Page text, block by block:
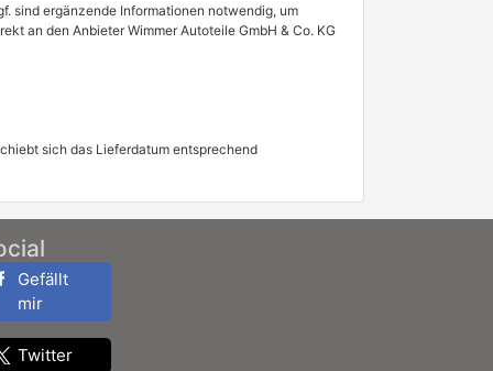
sind ergänzende Informationen notwendig, um
an den Anbieter Wimmer Autoteile GmbH & Co. KG
sich das Lieferdatum entsprechend
Gefällt
mir
Twitter